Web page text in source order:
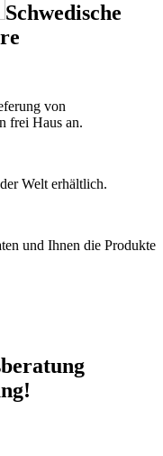
Schwedische
von
frei Haus an.
Welt erhältlich.
und Ihnen die Produkte